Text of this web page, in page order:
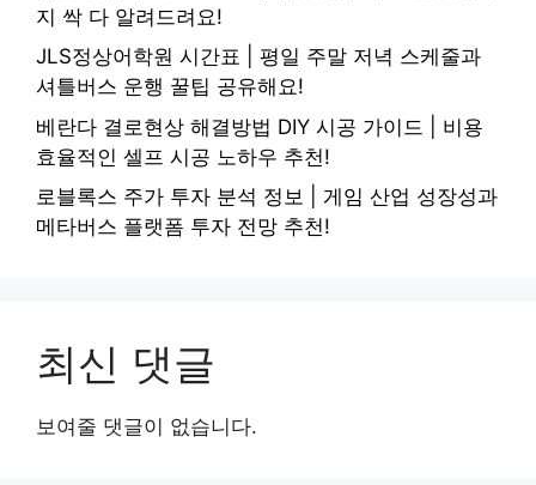
지 싹 다 알려드려요!
JLS정상어학원 시간표 | 평일 주말 저녁 스케줄과
셔틀버스 운행 꿀팁 공유해요!
베란다 결로현상 해결방법 DIY 시공 가이드 | 비용
효율적인 셀프 시공 노하우 추천!
로블록스 주가 투자 분석 정보 | 게임 산업 성장성과
메타버스 플랫폼 투자 전망 추천!
최신 댓글
보여줄 댓글이 없습니다.